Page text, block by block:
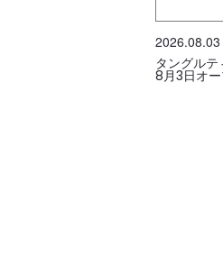
2026.08.03
タングル
8月3日オー